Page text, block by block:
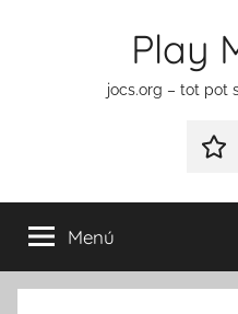
Play
jocs.org – tot pot
Menú